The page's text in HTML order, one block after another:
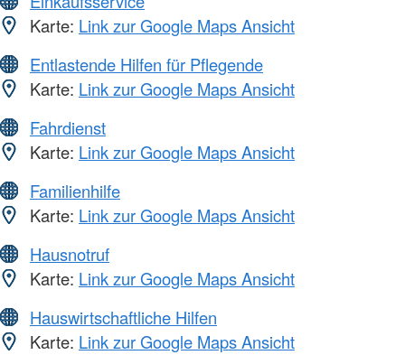
Karte: Link zur Google Maps Ansicht
Entlastende Hilfen für Pflegende
Karte: Link zur Google Maps Ansicht
Fahrdienst
Karte: Link zur Google Maps Ansicht
Familienhilfe
Karte: Link zur Google Maps Ansicht
Hausnotruf
Karte: Link zur Google Maps Ansicht
Hauswirtschaftliche Hilfen
Karte: Link zur Google Maps Ansicht